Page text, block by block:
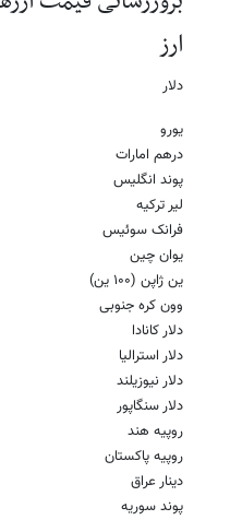
ارز
دلار
یورو
درهم امارات
پوند انگلیس
لیر ترکیه
فرانک سوئیس
یوان چین
ین ژاپن (۱۰۰ ین)
وون کره جنوبی
دلار کانادا
دلار استرالیا
دلار نیوزیلند
دلار سنگاپور
روپیه هند
روپیه پاکستان
دینار عراق
پوند سوریه